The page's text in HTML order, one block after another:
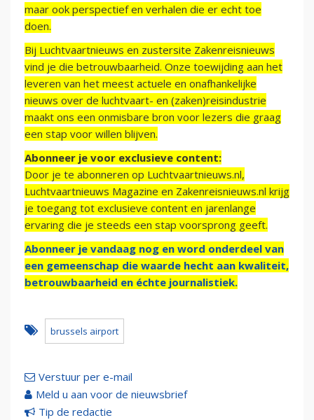
maar ook perspectief en verhalen die er echt toe
doen.
Bij Luchtvaartnieuws en zustersite Zakenreisnieuws
vind je die betrouwbaarheid. Onze toewijding aan het
leveren van het meest actuele en onafhankelijke
nieuws over de luchtvaart- en (zaken)reisindustrie
maakt ons een onmisbare bron voor lezers die graag
een stap voor willen blijven.
Abonneer je voor exclusieve content:
Door je te abonneren op Luchtvaartnieuws.nl,
Luchtvaartnieuws Magazine en Zakenreisnieuws.nl krijg
je toegang tot exclusieve content en jarenlange
ervaring die je steeds een stap voorsprong geeft.
Abonneer je vandaag nog en word onderdeel van
een gemeenschap die waarde hecht aan kwaliteit,
betrouwbaarheid en échte journalistiek.
brussels airport
Verstuur per e-mail
Meld u aan voor de nieuwsbrief
Tip de redactie